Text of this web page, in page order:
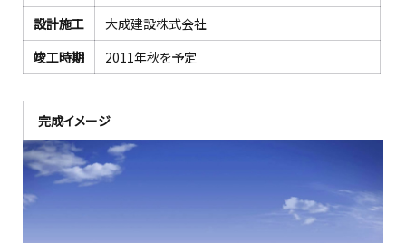
設計施工
大成建設株式会社
竣工時期
2011年秋を予定
完成イメージ